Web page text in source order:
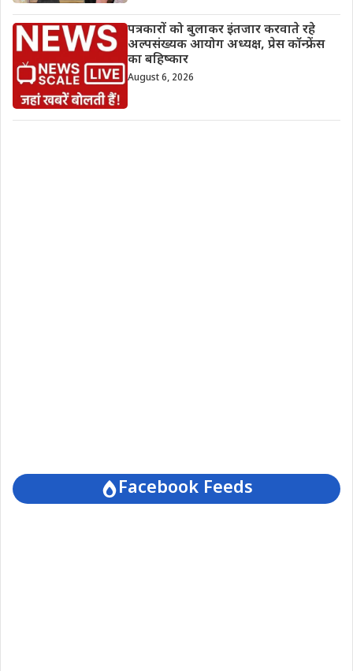
पत्रकारों को बुलाकर इंतजार करवाते रहे
अल्पसंख्यक आयोग अध्यक्ष, प्रेस कॉन्फ्रेंस
का बहिष्कार
August 6, 2026
Facebook Feeds